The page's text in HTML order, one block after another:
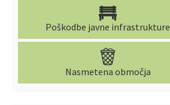
Poškodbe javne infrastrukture
Nasmetena območja